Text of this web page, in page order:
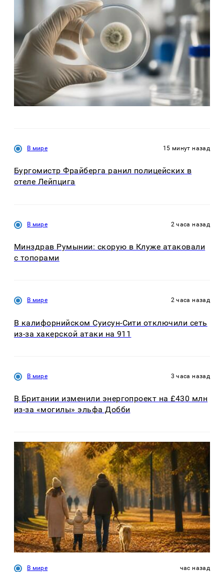
В мире 15 минут назад
Бургомистр Фрайберга ранил полицейских в
отеле Лейпцига
В мире 2 часа назад
Минздрав Румынии: скорую в Клуже атаковали
с топорами
В мире 2 часа назад
В калифорнийском Суисун-Сити отключили сеть
из-за хакерской атаки на 911
В мире 3 часа назад
В Британии изменили энергопроект на £430 млн
из-за «могилы» эльфа Добби
В мире час назад